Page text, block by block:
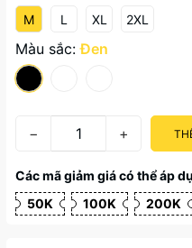
M L XL 2XL
Màu sắc:Đen
− +
Các mã giảm giá có thể áp
50K
100K 200K